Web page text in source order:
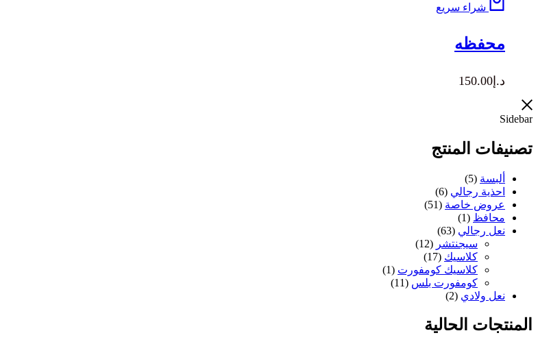
شراء سريع
محفظه
د.إ150.00
Sidebar
تصنيفات المنتج
ألبسة (5)
احذية رجالي (6)
عروض خاصة (51)
محافظ (1)
نعل رجالي (63)
سيجنتشر (12)
كلاسيك (17)
كلاسيك كومفورت (1)
كومفورت بلس (11)
نعل ولادي (2)
المنتجات الحالية